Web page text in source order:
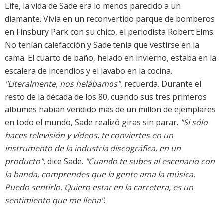
Life, la vida de Sade era lo menos parecido a un
diamante. Vivía en un reconvertido parque de bomberos
en Finsbury Park con su chico, el periodista Robert Elms.
No tenían calefacción y Sade tenía que vestirse en la
cama. El cuarto de baño, helado en invierno, estaba en la
escalera de incendios y el lavabo en la cocina.
"Literalmente, nos helábamos", recuerda. Durante el
resto de la década de los 80, cuando sus tres primeros
álbumes habían vendido más de un millón de ejemplares
en todo el mundo, Sade realizó giras sin parar. "Si sólo
haces televisión y vídeos, te conviertes en un
instrumento de la industria discográfica, en un
producto", dice Sade. "Cuando te subes al escenario con
la banda, comprendes que la gente ama la música.
Puedo sentirlo. Quiero estar en la carretera, es un
sentimiento que me llena".